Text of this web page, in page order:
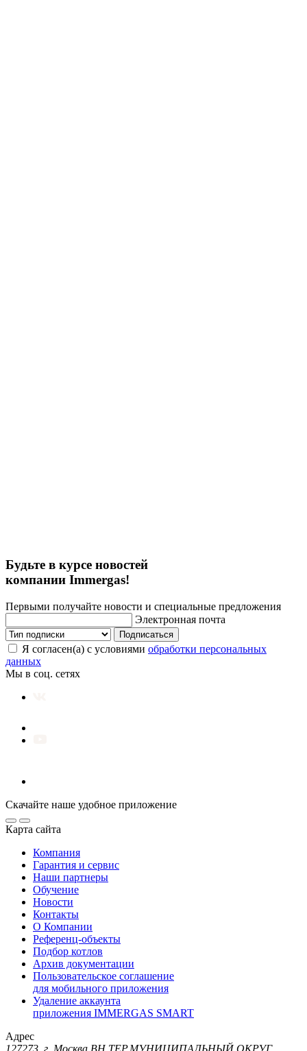
Будьте в курсе новостей
компании Immergas!
Первыми получайте новости и специальные предложения
Электронная почта
Подписаться
Я согласен(а) с условиями обработки персональных
данных
Мы в соц. сетях
Скачайте наше удобное приложение
Карта сайта
Компания
Гарантия и сервис
Наши партнеры
Обучение
Новости
Контакты
О Компании
Референц-объекты
Подбор котлов
Архив документации
Пользовательское соглашение
для мобильного приложения
Удаление аккаунта
приложения IMMERGAS SMART
Адрес
127273, г. Москва ВН.ТЕР.МУНИЦИПАЛЬНЫЙ ОКРУГ